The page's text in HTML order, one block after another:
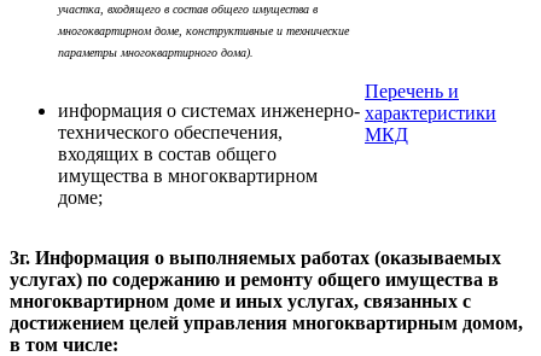
участка, входящего в состав общего имущества в
многоквартирном доме, конструктивные и технические
параметры многоквартирного дома).
информация о системах инженерно-
технического обеспечения,
входящих в состав общего
имущества в многоквартирном
доме;
Перечень и
характеристики
МКД
3г. Информация о выполняемых работах (оказываемых
услугах) по содержанию и ремонту общего имущества в
многоквартирном доме и иных услугах, связанных с
достижением целей управления многоквартирным домом,
в том числе: